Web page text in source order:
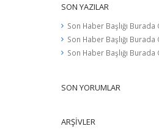
SON YAZILAR
Son Haber Başlığı
Son Haber Başlığı
Son Haber Başlığı
SON YORUMLAR
ARŞIVLER